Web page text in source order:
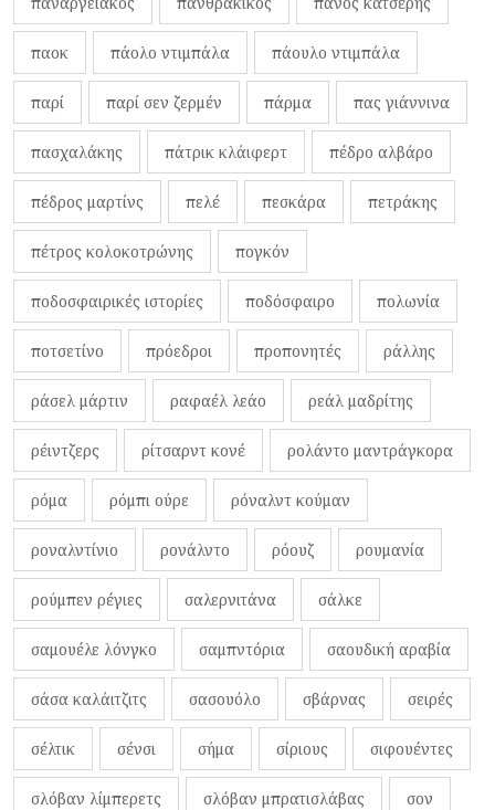
παοκ πάολο ντιμπάλα πάουλο ντιμπάλα
παρί παρί σεν ζερμέν πάρμα πας γιάννινα
πασχαλάκης πάτρικ κλάιφερτ πέδρο αλβάρο
πέδρος μαρτίνς πελέ πεσκάρα πετράκης
πέτρος κολοκοτρώνης πογκόν
ποδοσφαιρικές ιστορίες ποδόσφαιρο πολωνία
ποτσετίνο πρόεδροι προπονητές ράλλης
ράσελ μάρτιν ραφαέλ λεάο ρεάλ μαδρίτης
ρέιντζερς ρίτσαρντ κονέ ρολάντο μαντράγκορα
ρόμα ρόμπι ούρε ρόναλντ κούμαν
ροναλντίνιο ρονάλντο ρόουζ ρουμανία
ρούμπεν ρέγιες σαλερνιτάνα σάλκε
σαμουέλε λόνγκο σαμπντόρια σαουδική αραβία
σάσα καλάιτζιτς σασουόλο σβάρνας σειρές
σέλτικ σένσι σήμα σίριους σιφουέντες
σλόβαν λίμπερετς σλόβαν μπρατισλάβας σον